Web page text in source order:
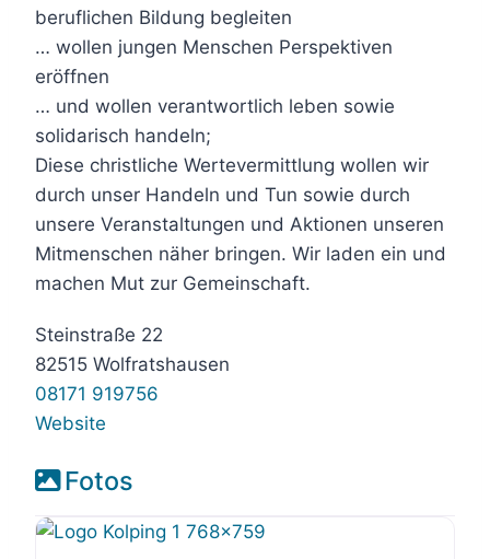
beruflichen Bildung begleiten
… wollen jungen Menschen Perspektiven
eröffnen
… und wollen verantwortlich leben sowie
solidarisch handeln;
Diese christliche Wertevermittlung wollen wir
durch unser Handeln und Tun sowie durch
unsere Veranstaltungen und Aktionen unseren
Mitmenschen näher bringen. Wir laden ein und
machen Mut zur Gemeinschaft.
Steinstraße 22
82515 Wolfratshausen
08171 919756
Website
Fotos